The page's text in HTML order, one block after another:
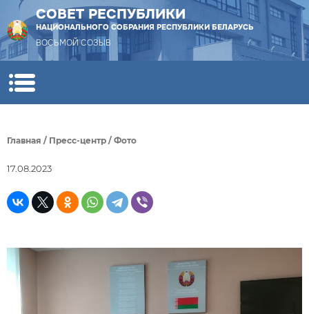
СОВЕТ РЕСПУБЛИКИ
НАЦИОНАЛЬНОГО СОБРАНИЯ РЕСПУБЛИКИ БЕЛАРУСЬ
ВОСЬМОЙ СОЗЫВ
Главная / Пресс-центр / Фото
17.08.2023